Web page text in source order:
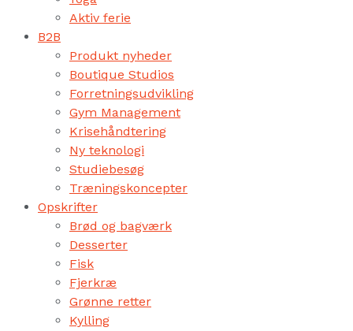
Aktiv ferie
B2B
Produkt nyheder
Boutique Studios
Forretningsudvikling
Gym Management
Krisehåndtering
Ny teknologi
Studiebesøg
Træningskoncepter
Opskrifter
Brød og bagværk
Desserter
Fisk
Fjerkræ
Grønne retter
Kylling